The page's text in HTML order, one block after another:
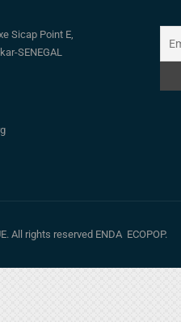
Sicap Point E,
SENEGAL
All rights reserved ENDA ECOPOP.